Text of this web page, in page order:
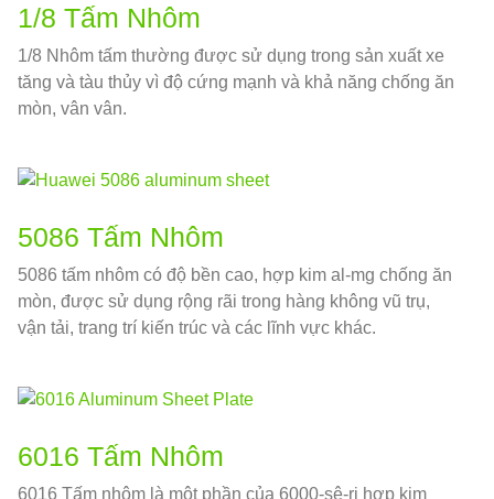
1/8 Tấm Nhôm
1/8 Nhôm tấm thường được sử dụng trong sản xuất xe
tăng và tàu thủy vì độ cứng mạnh và khả năng chống ăn
mòn, vân vân.
5086 Tấm Nhôm
5086 tấm nhôm có độ bền cao, hợp kim al-mg chống ăn
mòn, được sử dụng rộng rãi trong hàng không vũ trụ,
vận tải, trang trí kiến ​​trúc và các lĩnh vực khác.
6016 Tấm Nhôm
6016 Tấm nhôm là một phần của 6000-sê-ri hợp kim